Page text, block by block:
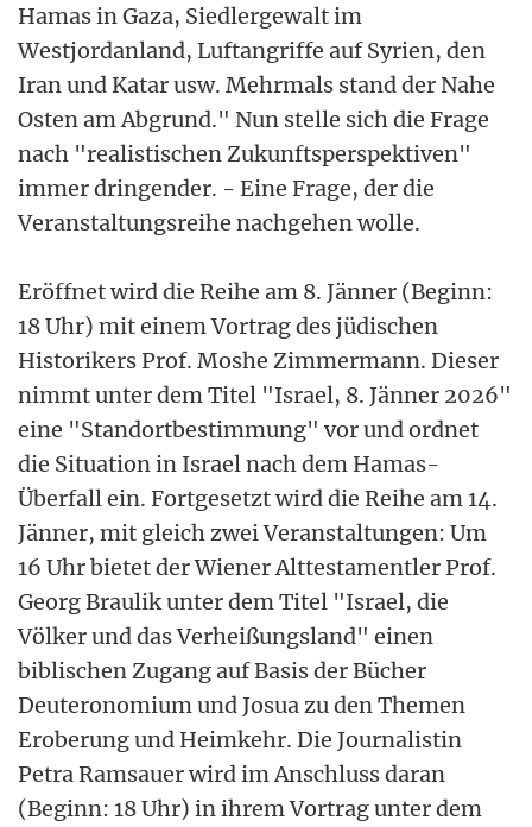
Hamas in Gaza, Siedlergewalt im
Westjordanland, Luftangriffe auf Syrien, den
Iran und Katar usw. Mehrmals stand der Nahe
Osten am Abgrund." Nun stelle sich die Frage
nach "realistischen Zukunftsperspektiven"
immer dringender. - Eine Frage, der die
Veranstaltungsreihe nachgehen wolle.
Eröffnet wird die Reihe am 8. Jänner (Beginn:
18 Uhr) mit einem Vortrag des jüdischen
Historikers Prof. Moshe Zimmermann. Dieser
nimmt unter dem Titel "Israel, 8. Jänner 2026"
eine "Standortbestimmung" vor und ordnet
die Situation in Israel nach dem Hamas-
Überfall ein. Fortgesetzt wird die Reihe am 14.
Jänner, mit gleich zwei Veranstaltungen: Um
16 Uhr bietet der Wiener Alttestamentler Prof.
Georg Braulik unter dem Titel "Israel, die
Völker und das Verheißungsland" einen
biblischen Zugang auf Basis der Bücher
Deuteronomium und Josua zu den Themen
Eroberung und Heimkehr. Die Journalistin
Petra Ramsauer wird im Anschluss daran
(Beginn: 18 Uhr) in ihrem Vortrag unter dem